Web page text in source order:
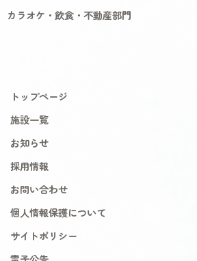
カラオケ・飲食・不動産部門
トップページ
施設一覧
お知らせ
採用情報
お問い合わせ
個人情報保護について
サイトポリシー